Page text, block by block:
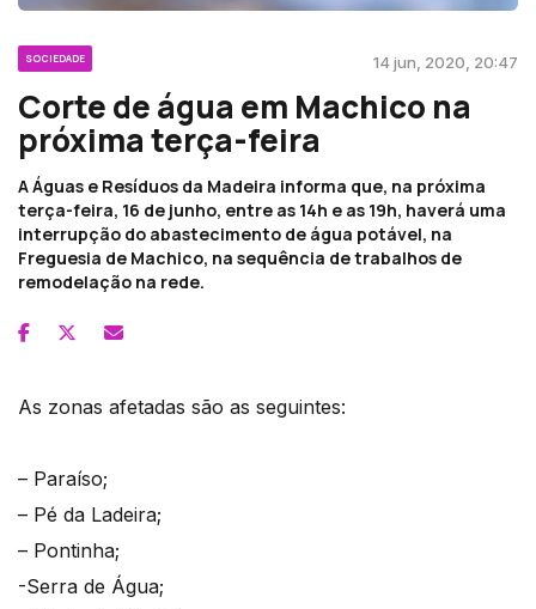
SOCIEDADE 14 jun, 2020, 20:47
Corte de água em Machico na
próxima terça-feira
A Águas e Resíduos da Madeira informa que, na próxima
terça-feira, 16 de junho, entre as 14h e as 19h, haverá uma
interrupção do abastecimento de água potável, na
Freguesia de Machico, na sequência de trabalhos de
remodelação na rede.
As zonas afetadas são as seguintes:
– Paraíso;
– Pé da Ladeira;
– Pontinha;
-Serra de Água;